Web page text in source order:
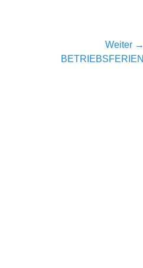
Weiter →
BETRIEBSFERIEN